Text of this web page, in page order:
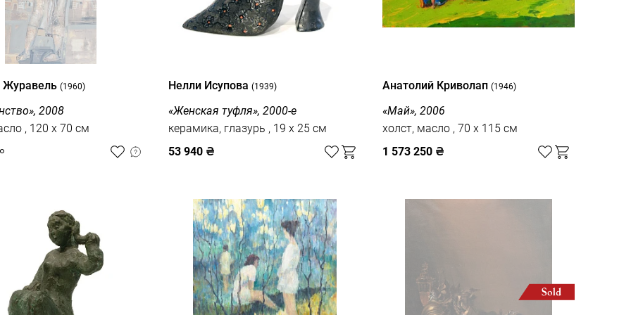
Журавель(1960)
2008
холст, масло , 120 x 70 см
Нелли Исупова(1939)
«Женская туфля», 2000-е
керамика, глазурь , 19 x 25 см
53 940 ₴
Анатолий Криволап (1946)
«Май», 2006
холст, масло , 70 x 115 см
1 573 250 ₴